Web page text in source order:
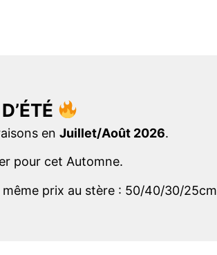
en Juillet/Août 2026.
pour cet Automne.
prix au stère : 50/40/30/25cm